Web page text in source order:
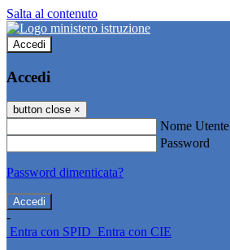
Salta al contenuto
Accedi
Accedi
button close ×
Nome Utente
Password
Password dimenticata?
-
Entra con SPID Entra con CIE